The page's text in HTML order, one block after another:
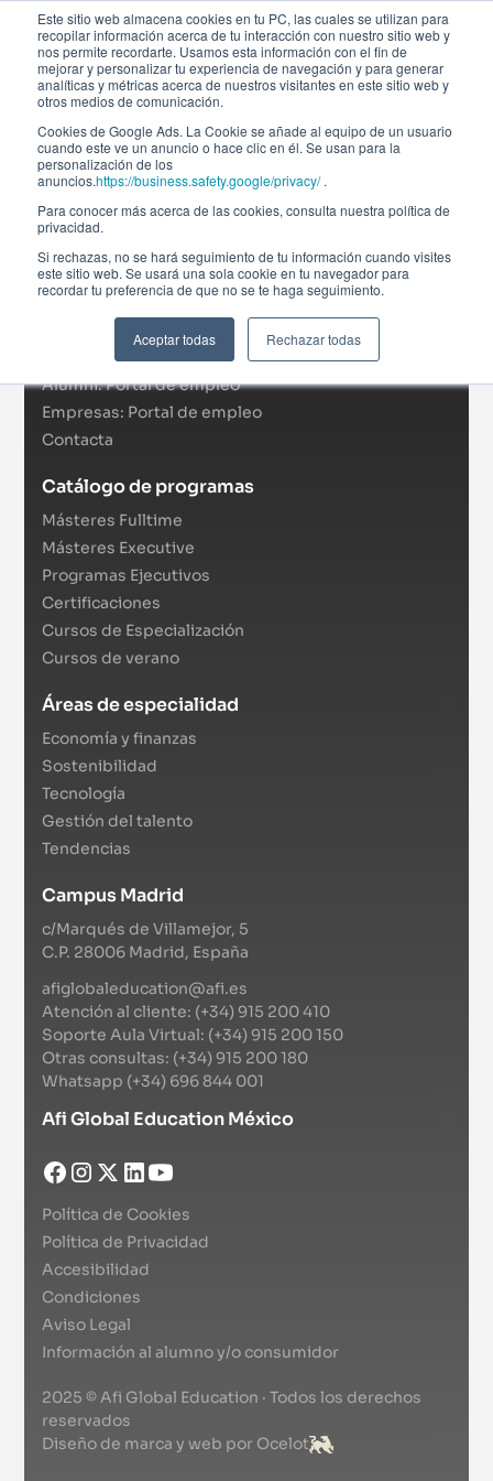
Este sitio web almacena cookies en tu PC, las cuales se utilizan para
recopilar información acerca de tu interacción con nuestro sitio web y
nos permite recordarte. Usamos esta información con el fin de
mejorar y personalizar tu experiencia de navegación y para generar
analíticas y métricas acerca de nuestros visitantes en este sitio web y
otros medios de comunicación.
Cookies de Google Ads. La Cookie se añade al equipo de un usuario
cuando este ve un anuncio o hace clic en él. Se usan para la
personalización de los
anuncios.https://business.safety.google/privacy/.
Para conocer más acerca de las cookies, consulta nuestra política de
privacidad.
Si rechazas, no se hará seguimiento de tu información cuando visites
este sitio web. Se usará una sola cookie en tu navegador para
recordar tu preferencia de que no se te haga seguimiento.
Aceptar todas Rechazar todas
Afi Global Education
Sobre nosotros
RSC
Campus virtual
Alumni: Portal de empleo
Empresas: Portal de empleo
Contacta
Catálogo de programas
Másteres Fulltime
Másteres Executive
Programas Ejecutivos
Certificaciones
Cursos de Especialización
Cursos de verano
Áreas de especialidad
Economía y finanzas
Sostenibilidad
Tecnología
Gestión del talento
Tendencias
Campus Madrid
c/Marqués de Villamejor, 5
C.P. 28006 Madrid, España
afiglobaleducation@afi.es
Atención al cliente: (+34) 915 200 410
Soporte Aula Virtual: (+34) 915 200 150
Otras consultas: (+34) 915 200 180
Whatsapp (+34) 696 844 001
Afi Global Education México
Política de Cookies
Política de Privacidad
Accesibilidad
Condiciones
Aviso Legal
Información al alumno y/o consumidor
2025 © Afi Global Education · Todos los derechos
reservados
Diseño de marca y web por Ocelot